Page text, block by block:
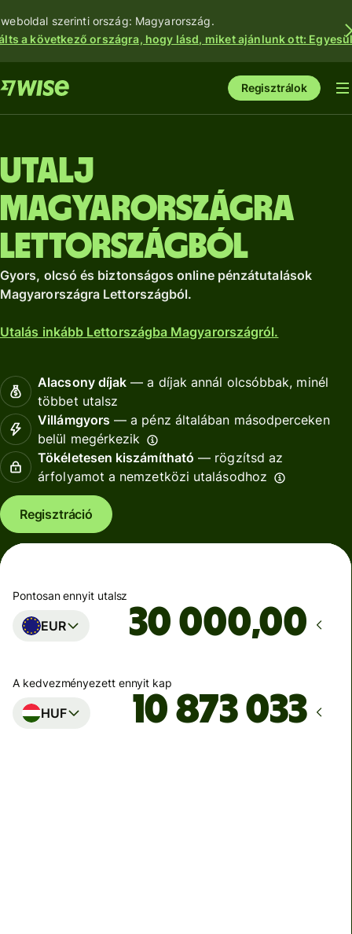
szerinti ország: Magyarország.
a következő országra, hogy lásd, miket ajánlunk ott:
Regisztrálok
Utalj
Magyarországra
Lettországból
Gyors, olcsó és biztonságos online pénzátutalások
Magyarországra Lettországból.
Utalás inkább Lettországba Magyarországról.
Alacsony díjak — a díjak annál olcsóbbak, minél
többet utalsz
Villámgyors — a pénz általában másodperceken
belül megérkezik
Tökéletesen kiszámítható — rögzítsd az
árfolyamot a nemzetközi utalásodhoz
Regisztráció
Pontosan ennyit utalsz
EUR ,00
A kedvezményezett ennyit kap
HUF